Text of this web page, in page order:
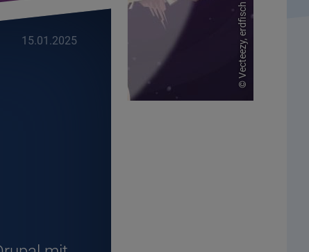
©
Vecteezy, erdfisch
15.01.2025